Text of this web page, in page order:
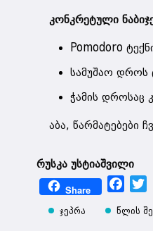
კონკრეტული
Pomodoro
სამუშაო დროს
ჭამის დროსაც
აბა, წარმატებები
რუსკა უსტიაშვილი
Share
ჯეპრა წლის